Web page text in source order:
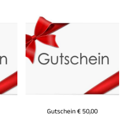
Gutschein € 50,00